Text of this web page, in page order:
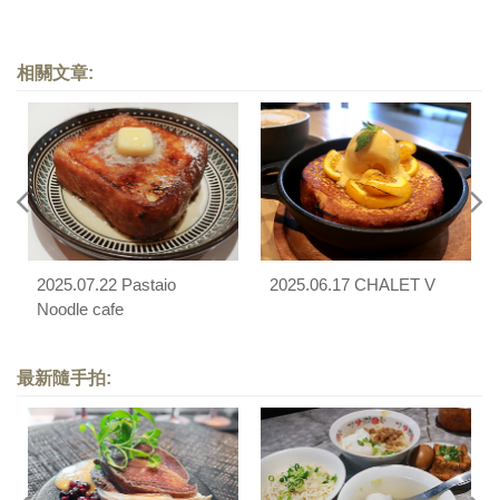
相關文章:
2025.07.22 Pastaio
Noodle cafe
2025.06.17 CHALET V
最新隨手拍: